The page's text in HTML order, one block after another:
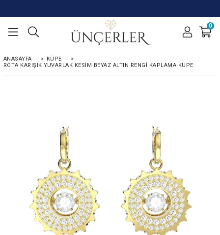
0
ANASAYFA > KÜPE
>
ROTA KARIŞIK YUVARLAK KESIM BEYAZ ALTIN RENGI KAPLAMA KÜPE